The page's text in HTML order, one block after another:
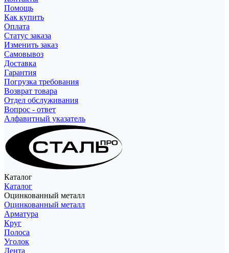
Помощь
Как купить
Оплата
Статус заказа
Изменить заказ
Самовывоз
Доставка
Гарантия
Погрузка требования
Возврат товара
Отдел обслуживания
Вопрос - ответ
Алфавитный указатель
Каталог
Каталог
Оцинкованный металл
Оцинкованный металл
Арматура
Круг
Полоса
Уголок
Лента